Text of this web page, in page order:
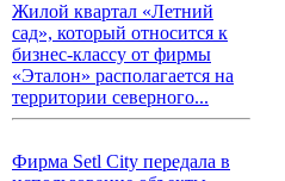
Жилой квартал «Летний
сад», который относится к
бизнес-классу от фирмы
«Эталон» располагается на
территории северного...
Фирма Setl City передала в